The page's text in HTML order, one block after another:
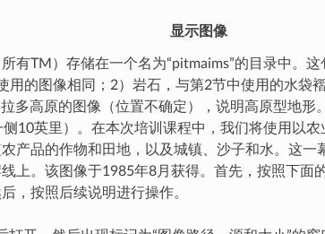
显示图像
有TM）存储在一个名为“pitmaims”的目录中。这
用的图像相同；2）岩石，与第2节中使用的水袋
多高原的图像（位置不确定），说明高原型地形
侧10英里）。在本次培训课程中，我们将使用以
产品的作物和田地，以及城镇、沙子和水。这一
上。该图像于1985年8月获得。首先，按照下面
，按照后续说明进行操作。